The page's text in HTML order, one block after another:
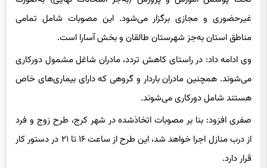
غیرحضوری و مجازی برگزار می‌شود. این مصوبات شامل تمامی
مناطق استان به‌جز شهرستان طالقان و بخش آسارا است.
وی ادامه داد: در راستای کاهش تردد، مادران شاغل مشمول دورکاری
می‌شوند. همچنین مادران باردار و گروهی که دارای بیماری‌های خاص
هستند شامل دورکاری می‌شوند.
صفری افزود: بنا بر مصوبات اتخاذشده در شهر کرج، طرح زوج و فرد
از درب منازل اجرا خواهد شد، این طرح از ساعت ۱۶ تا ۲۱ در دستور کار
قرار دارد.